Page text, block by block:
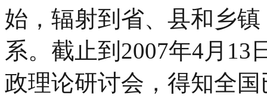
始，辐射到省、县和乡
系。截止到2007年4月13
政理论研讨会，得知全